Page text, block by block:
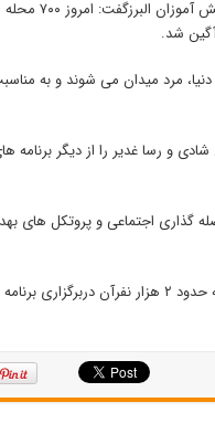
مسوول
شد.
دنیا، مرد میدان می شوند و به
و رسا غدیر را از دیگر برنامه
گذاری اجتماعی و پروتکل های
استان البرز ۴۷۳ هزار دانش آموز دارد که